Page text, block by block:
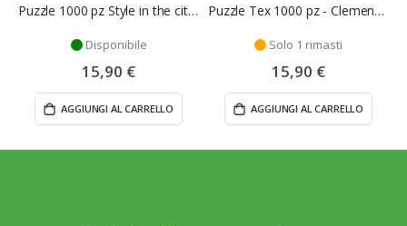
Puzzle 1000 pz Style in the city Venezia - Clementoni
Disponibile
15,90 €
AGGIUNGI AL CARRELLO
Puzzle Tex 1000 pz - Clementoni
Solo 1 rimasti
15,90 €
AGGIUNGI AL CARRELLO